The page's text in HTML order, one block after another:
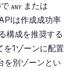
ANY または
は作成成功率
構成を推奨する
を1ゾーンに配置
を別ゾーンとい